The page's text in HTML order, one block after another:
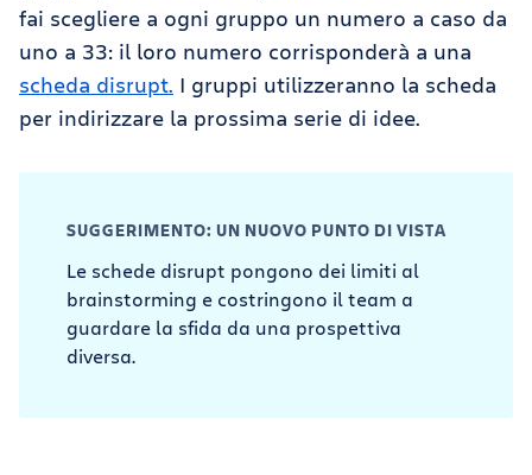
fai scegliere a ogni gruppo un numero a caso da
uno a 33: il loro numero corrisponderà a una
scheda disrupt. I gruppi utilizzeranno la scheda
per indirizzare la prossima serie di idee.
SUGGERIMENTO: UN NUOVO PUNTO DI VISTA
Le schede disrupt pongono dei limiti al
brainstorming e costringono il team a
guardare la sfida da una prospettiva
diversa.